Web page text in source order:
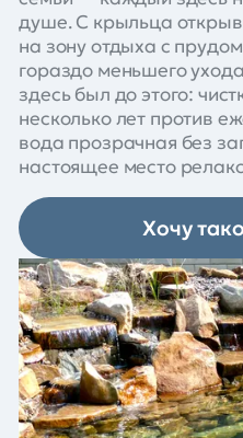
душе. С крыльца
на зону отдыха с
гораздо меньшего
здесь был до этого:
несколько лет против
вода прозрачная без
настоящее место
Хочу